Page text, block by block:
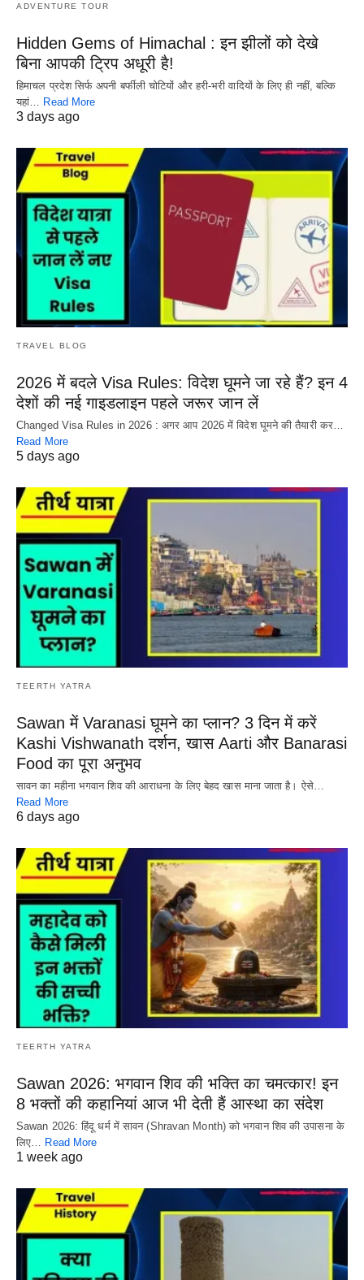
ADVENTURE TOUR
Hidden Gems of Himachal : इन झीलों को देखे
बिना आपकी ट्रिप अधूरी है!
हिमाचल प्रदेश सिर्फ अपनी बर्फीली चोटियों और हरी-भरी वादियों के लिए ही नहीं, बल्कि
यहां… Read More
3 days ago
TRAVEL BLOG
2026 में बदले Visa Rules: विदेश घूमने जा रहे हैं? इन 4
देशों की नई गाइडलाइन पहले जरूर जान लें
Changed Visa Rules in 2026 : अगर आप 2026 में विदेश घूमने की तैयारी कर…
Read More
5 days ago
TEERTH YATRA
Sawan में Varanasi घूमने का प्लान? 3 दिन में करें
Kashi Vishwanath दर्शन, खास Aarti और Banarasi
Food का पूरा अनुभव
सावन का महीना भगवान शिव की आराधना के लिए बेहद खास माना जाता है। ऐसे…
Read More
6 days ago
TEERTH YATRA
Sawan 2026: भगवान शिव की भक्ति का चमत्कार! इन
8 भक्तों की कहानियां आज भी देती हैं आस्था का संदेश
Sawan 2026: हिंदू धर्म में सावन (Shravan Month) को भगवान शिव की उपासना के
लिए…
Read More
1 week ago